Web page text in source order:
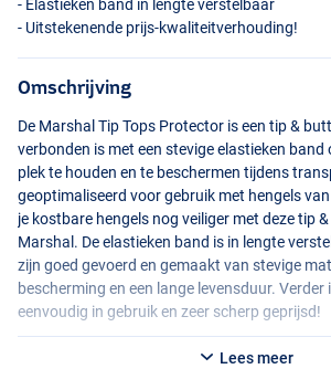
- Elastieken band in lengte verstelbaar
- Uitstekenende prijs-kwaliteitverhouding!
Omschrijving
De Marshal Tip Tops Protector is een tip &
verbonden is met een stevige elastieken band
plek te houden en te beschermen tijdens
geoptimaliseerd voor gebruik met hengels
je kostbare hengels nog veiliger met deze tip
Marshal. De elastieken band is in lengte
zijn goed gevoerd en gemaakt van stevige
bescherming en een lange levensduur.
eenvoudig in gebruik en zeer scherp geprijsd!
Lees meer